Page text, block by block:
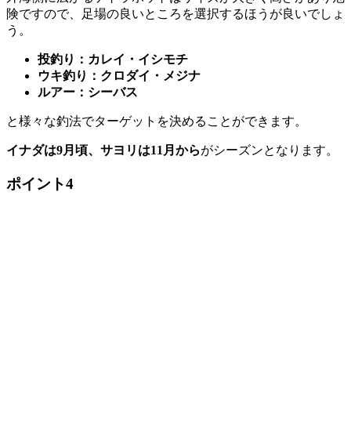
険ですので、足場の良いところを選択するほうが良いでしょ
う。
投釣り：カレイ・イシモチ
ウキ釣り：クロダイ・メジナ
ルアー：シーバス
と様々な釣法でターゲットを決めることができます。
イナダは9月頃、サヨリは11月からがシーズンとなります。
ポイント4